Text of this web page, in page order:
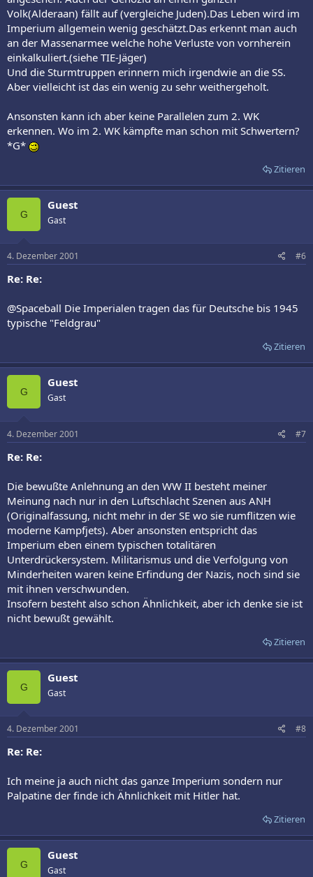
Volk(Alderaan) fällt auf (vergleiche Juden).Das Leben wird im
Imperium allgemein wenig geschätzt.Das erkennt man auch
an der Massenarmee welche hohe Verluste von vornherein
einkalkuliert.(siehe TIE-Jäger)
Und die Sturmtruppen erinnern mich irgendwie an die SS.
Aber vielleicht ist das ein wenig zu sehr weithergeholt.
Ansonsten kann ich aber keine Parallelen zum 2. WK
erkennen. Wo im 2. WK kämpfte man schon mit Schwertern?
*G*
Zitieren
G
Guest
Gast
4. Dezember 2001 #6
Re: Re:
@Spaceball Die Imperialen tragen das für Deutsche bis 1945
typische "Feldgrau"
Zitieren
G
Guest
Gast
4. Dezember 2001 #7
Re: Re:
Die bewußte Anlehnung an den WW II besteht meiner
Meinung nach nur in den Luftschlacht Szenen aus ANH
(Originalfassung, nicht mehr in der SE wo sie rumflitzen wie
moderne Kampfjets). Aber ansonsten entspricht das
Imperium eben einem typischen totalitären
Unterdrückersystem. Militarismus und die Verfolgung von
Minderheiten waren keine Erfindung der Nazis, noch sind sie
mit ihnen verschwunden.
Insofern besteht also schon Ähnlichkeit, aber ich denke sie ist
nicht bewußt gewählt.
Zitieren
G
Guest
Gast
4. Dezember 2001 #8
Re: Re:
Ich meine ja auch nicht das ganze Imperium sondern nur
Palpatine der finde ich Ähnlichkeit mit Hitler hat.
Zitieren
G
Guest
Gast